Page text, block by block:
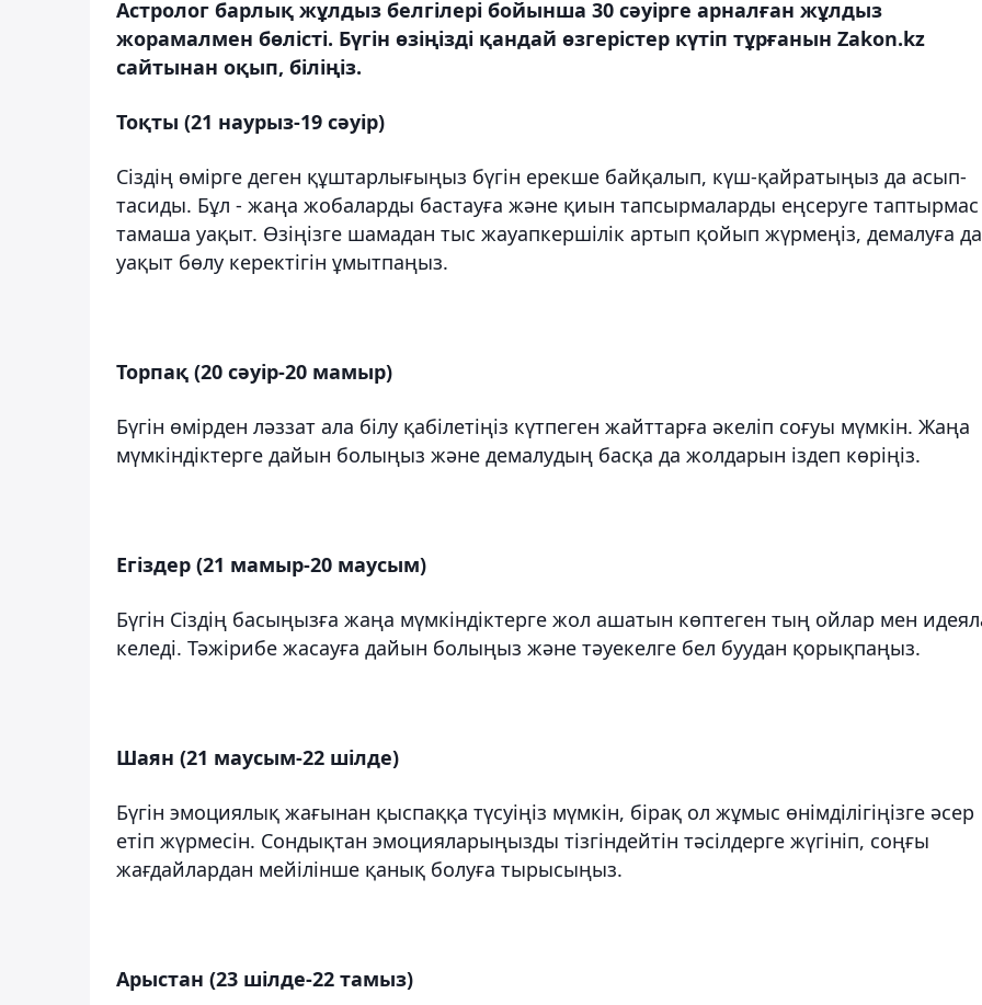
Астролог барлық жұлдыз белгілері бойынша 30 сәуірге арналған жұлдыз
жорамалмен бөлісті. Бүгін өзіңізді қандай өзгерістер күтіп тұрғанын Zakon.kz
сайтынан оқып, біліңіз.
Тоқты (21 наурыз-19 сәуір)
Сіздің өмірге деген құштарлығыңыз бүгін ерекше байқалып, күш-қайратыңыз да асып-
тасиды. Бұл - жаңа жобаларды бастауға және қиын тапсырмаларды еңсеруге таптырмас
тамаша уақыт. Өзіңізге шамадан тыс жауапкершілік артып қойып жүрмеңіз, демалуға да
уақыт бөлу керектігін ұмытпаңыз.
Торпақ (20 сәуір-20 мамыр)
Бүгін өмірден ләззат ала білу қабілетіңіз күтпеген жайттарға әкеліп соғуы мүмкін. Жаңа
мүмкіндіктерге дайын болыңыз және демалудың басқа да жолдарын іздеп көріңіз.
Егіздер (21 мамыр-20 маусым)
Бүгін Сіздің басыңызға жаңа мүмкіндіктерге жол ашатын көптеген тың ойлар мен
келеді. Тәжірибе жасауға дайын болыңыз және тәуекелге бел буудан қорықпаңыз.
Шаян (21 маусым-22 шілде)
Бүгін эмоциялық жағынан қыспаққа түсуіңіз мүмкін, бірақ ол жұмыс өнімділігіңізге әсер
етіп жүрмесін. Сондықтан эмоцияларыңызды тізгіндейтін тәсілдерге жүгініп, соңғы
жағдайлардан мейілінше қанық болуға тырысыңыз.
Арыстан (23 шілде-22 тамыз)